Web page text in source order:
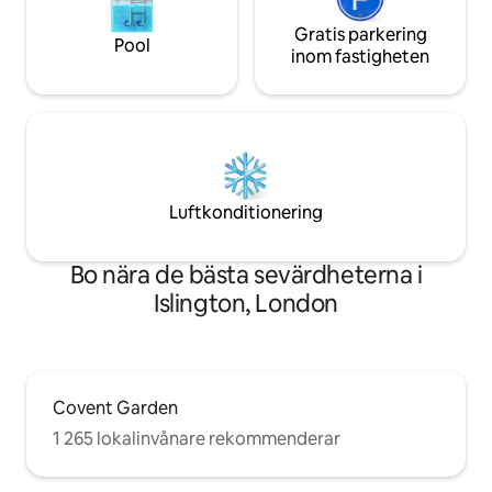
Pool
Gratis parkering
inom fastigheten
Luftkonditionering
Bo nära de bästa sevärdheterna i
Islington, London
Covent Garden
1 265 lokalinvånare rekommenderar